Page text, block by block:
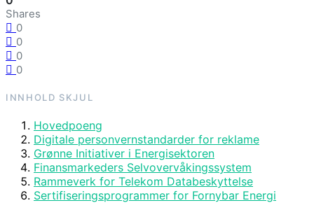
Shares
0
0
0
0
INNHOLD SKJUL
Hovedpoeng
Digitale personvernstandarder for reklame
Grønne Initiativer i Energisektoren
Finansmarkeders Selvovervåkingssystem
Rammeverk for Telekom Databeskyttelse
Sertifiseringsprogrammer for Fornybar Energi